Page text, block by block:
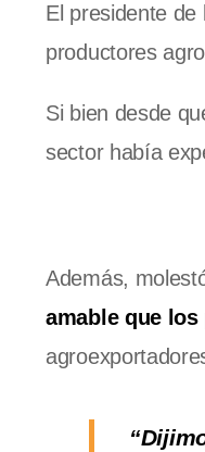
El presidente de
productores
Si bien desde
sector había
Además,
amable que